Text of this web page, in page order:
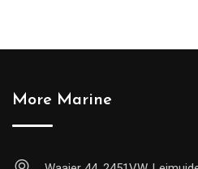
More Marine